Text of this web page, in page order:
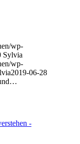
wp-
Sylvia
wp-
2019-06-28
-